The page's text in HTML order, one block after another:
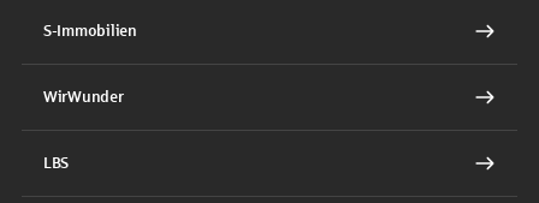
S-Immobilien
WirWunder
LBS